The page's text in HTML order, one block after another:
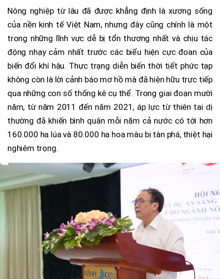
Nông nghiệp từ lâu đã được khẳng định là xương sống
của nền kinh tế Việt Nam, nhưng đây cũng chính là một
trong những lĩnh vực dễ bị tổn thương nhất và chịu tác
động nhạy cảm nhất trước các biểu hiện cực đoan của
biến đổi khí hậu. Thực trạng diễn biến thời tiết phức tạp
không còn là lời cảnh báo mơ hồ mà đã hiện hữu trực tiếp
qua những con số thống kê cụ thể. Trong giai đoạn mười
năm, từ năm 2011 đến năm 2021, áp lực từ thiên tai dị
thường đã khiến bình quân mỗi năm cả nước có tới hơn
160.000 ha lúa và 80.000 ha hoa màu bị tàn phá, thiệt hại
nghiêm trọng.